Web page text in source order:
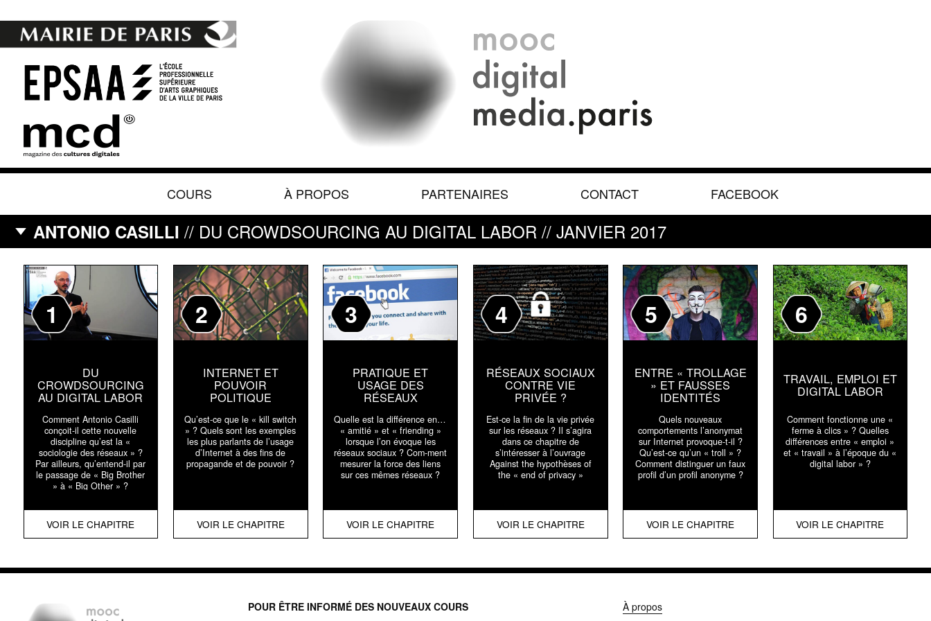
COURS À PROPOS PARTENAIRES CONTACT FACEBOOK
ANTONIO CASILLI // DU CROWDSOURCING AU DIGITAL LABOR // JANVIER 2017
1
DU
CROWDSOURCING
AU DIGITAL LABOR
Comment Antonio Casilli
conçoit-il cette nouvelle
discipline qu’est la «
sociologie des réseaux » ?
Par ailleurs, qu’entend-il par
le passage de « Big Brother
» à « Big Other » ?
VOIR LE CHAPITRE
2
INTERNET ET
POUVOIR
POLITIQUE
Qu’est-ce que le « kill switch
» ? Quels sont les exemples
les plus parlants de l’usage
d’Internet à des fins de
propagande et de pouvoir ?
VOIR LE CHAPITRE
3
PRATIQUE ET
USAGE DES
RÉSEAUX
Quelle est la différence entre
« amitié » et « friending »
lorsque l’on évoque les
réseaux sociaux ? Com-ment
mesurer la force des liens
sur ces mêmes réseaux ?
VOIR LE CHAPITRE
4
RÉSEAUX SOCIAUX
CONTRE VIE
PRIVÉE ?
Est-ce la fin de la vie privée
sur les réseaux ? Il s’agira
dans ce chapitre de
s’intéresser à l’ouvrage
Against the hypothèses of
the « end of privacy »
VOIR LE CHAPITRE
5
ENTRE « TROLLAGE
» ET FAUSSES
IDENTITÉS
Quels nouveaux
comportements l’anonymat
sur Internet provoque-t-il ?
Qu’est-ce qu’un « troll » ?
Comment distinguer un faux
profil d’un profil anonyme ?
VOIR LE CHAPITRE
6
TRAVAIL, EMPLOI ET
DIGITAL LABOR
Comment fonctionne une «
ferme à clics » ? Quelles
différences entre « emploi »
et « travail » à l’époque du «
digital labor » ?
VOIR LE CHAPITRE
POUR ÊTRE INFORMÉ DES NOUVEAUX COURS
À propos